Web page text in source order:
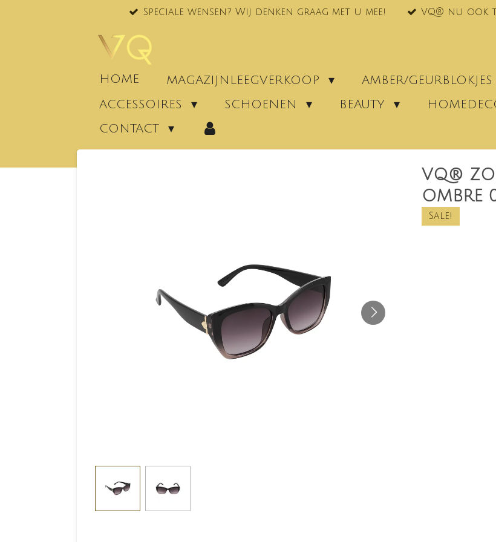
Speciale wensen? Wij denken graag met u mee! VQ® nu ook
HOME MAGAZIJNLEEGVERKOOP
AMBER/
ACCESSOIRES
SCHOENEN BEAUTY
CONTACT
VQ®
OMBRE
Sale!